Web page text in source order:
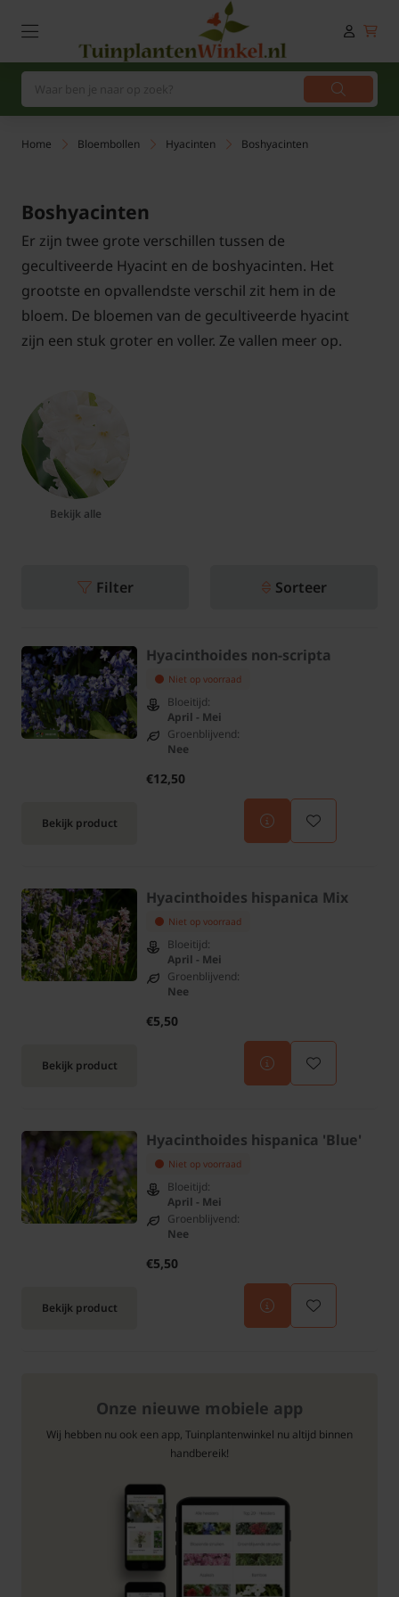
Home Bloembollen Hyacinten Boshyacinten
Boshyacinten
Er zijn twee grote verschillen tussen de
gecultiveerde Hyacint en de boshyacinten. Het
grootste en opvallendste verschil zit hem in de
bloem. De bloemen van de gecultiveerde hyacint
zijn een stuk groter en voller. Ze vallen meer op.
Bekijk alle
Filter Sorteer
Bekijk product
Hyacinthoides non-scripta
Niet op voorraad
Bloeitijd:
April - Mei
Groenblijvend:
Nee
€12,50
Bekijk product
Hyacinthoides hispanica Mix
Niet op voorraad
Bloeitijd:
April - Mei
Groenblijvend:
Nee
€5,50
Bekijk product
Hyacinthoides hispanica 'Blue'
Niet op voorraad
Bloeitijd:
April - Mei
Groenblijvend:
Nee
€5,50
Onze nieuwe mobiele app
Wij hebben nu ook een app, Tuinplantenwinkel nu altijd binnen
handbereik!